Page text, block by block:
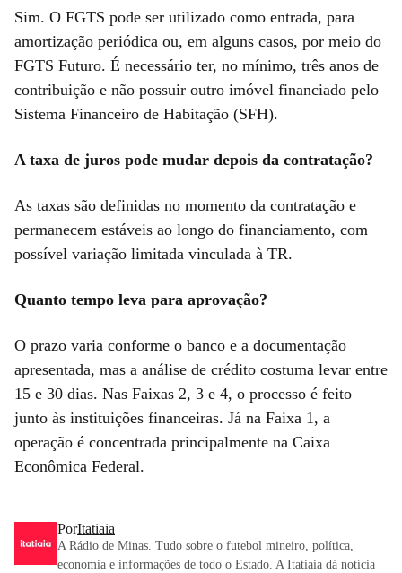
Sim. O FGTS pode ser utilizado como entrada, para
amortização periódica ou, em alguns casos, por meio do
FGTS Futuro. É necessário ter, no mínimo, três anos de
contribuição e não possuir outro imóvel financiado pelo
Sistema Financeiro de Habitação (SFH).
A taxa de juros pode mudar depois da contratação?
As taxas são definidas no momento da contratação e
permanecem estáveis ao longo do financiamento, com
possível variação limitada vinculada à TR.
Quanto tempo leva para aprovação?
O prazo varia conforme o banco e a documentação
apresentada, mas a análise de crédito costuma levar entre
15 e 30 dias. Nas Faixas 2, 3 e 4, o processo é feito
junto às instituições financeiras. Já na Faixa 1, a
operação é concentrada principalmente na Caixa
Econômica Federal.
PorItatiaia
A Rádio de Minas. Tudo sobre o futebol mineiro, política,
economia e informações de todo o Estado. A Itatiaia dá notícia